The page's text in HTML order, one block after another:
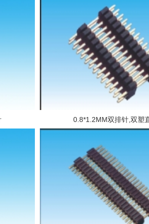
0.8*1.2MM双排针,双塑